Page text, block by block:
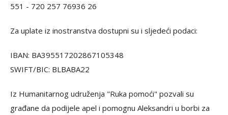
551 - 720 257 76936 26
Za uplate iz inostranstva dostupni su i sljedeći podaci:
IBAN: BA395517202867105348
SWIFT/BIC: BLBABA22
Iz Humanitarnog udruženja "Ruka pomoći" pozvali su
građane da podijele apel i pomognu Aleksandri u borbi za